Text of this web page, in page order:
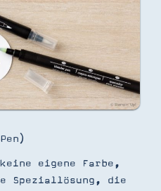
eigene Farbe,
Speziallösung, die